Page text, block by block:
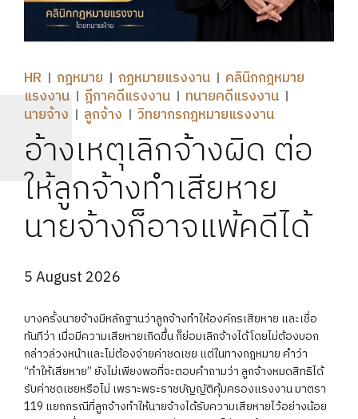
HR กฎหมาย กฏหมายแรงงาน
คลินิกกฎหมาย
แรงงาน
ฎีกาคดีแรงงาน
ทนายคดีแรงงาน
นายจ้าง
ลูกจ้าง วิทยากรกฎหมายแรงงาน
อ้างเหตุเลิกจ้างผิด ต่อ
ให้ลูกจ้างทำเสียหาย
นายจ้างก็อาจแพ้คดีได้
5 August 2026
บางครั้งนายจ้างมีหลักฐานว่าลูกจ้างทำให้องค์กรเสียหาย และเชื่อ
ทันทีว่า เมื่อมีความเสียหายเกิดขึ้น ก็ย่อมเลิกจ้างได้โดยไม่ต้องบอก
กล่าวล่วงหน้าและไม่ต้องจ่ายค่าชดเชย แต่ในทางกฎหมาย คำว่า
“ทำให้เสียหาย” ยังไม่เพียงพอที่จะตอบคำถามว่า ลูกจ้างหมดสิทธิได้
รับค่าชดเชยหรือไม่ เพราะพระราชบัญญัติคุ้มครองแรงงาน มาตรา
119 แยกกรณีที่ลูกจ้างทำให้นายจ้างได้รับความเสียหายไว้อย่างน้อย